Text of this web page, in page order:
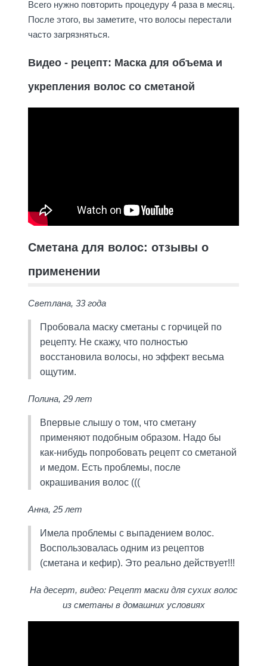
Всего нужно повторить процедуру 4 раза в месяц.
После этого, вы заметите, что волосы перестали
часто загрязняться.
Видео - рецепт: Маска для объема и
укрепления волос со сметаной
Сметана для волос: отзывы о
применении
Светлана, 33 года
Пробовала маску сметаны с горчицей по
рецепту. Не скажу, что полностью
восстановила волосы, но эффект весьма
ощутим.
Полина, 29 лет
Впервые слышу о том, что сметану
применяют подобным образом. Надо бы
как-нибудь попробовать рецепт со сметаной
и медом. Есть проблемы, после
окрашивания волос (((
Анна, 25 лет
Имела проблемы с выпадением волос.
Воспользовалась одним из рецептов
(сметана и кефир). Это реально действует!!!
На десерт, видео: Рецепт маски для сухих волос
из сметаны в домашних условиях